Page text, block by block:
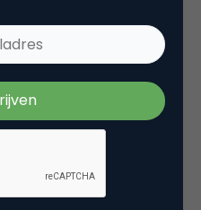
voor e-
mobile en
Meer dan 5.000
op de
Marketing